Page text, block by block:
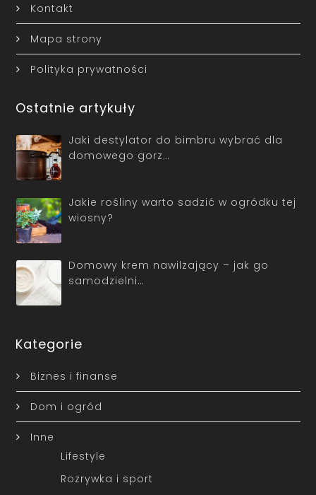
Kontakt
Mapa strony
Polityka prywatności
Ostatnie artykuły
Jaki destylator do bimbru wybrać dla
domowego gorz…
Jakie rośliny warto sadzić w ogródku tej
wiosny?
Domowy krem nawilżający – jak go
samodzielni…
Kategorie
Biznes i finanse
Dom i ogród
Inne
Lifestyle
Rozrywka i sport